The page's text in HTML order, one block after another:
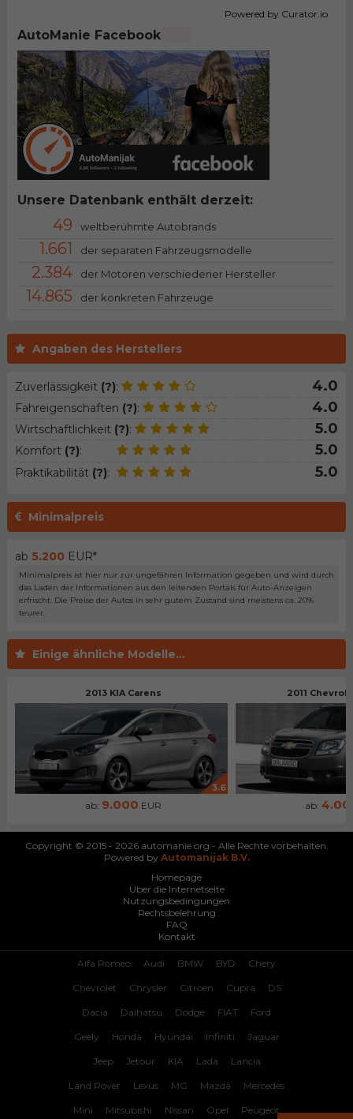
Angaben des Herstellers
Zuverlässigkeit (?): 4.0
Fahreigenschaften (?): 4.0
Wirtschaftlichkeit (?): 5.0
Komfort (?): 5.0
Praktikabilität (?): 5.0
Minimalpreis
ab 5.200 EUR*
Minimalpreis ist hier nur zur ungefähren Information gegeben und wird durch
das Laden der Informationen aus den leitenden Portals für Auto-Anzeigen
erfrischt. Die Preise der Autos in sehr gutem Zustand sind meistens ca. 20%
teurer.
Einige ähnliche Modelle...
2013 KIA Carens
3.6
ab: 9.000 EUR
2011
ab:
Powered by Curator.io
AutoManie Facebook
Unsere Datenbank enthält derzeit:
49 weltberühmte Autobrands
1.661 der separaten Fahrzeugsmodelle
2.384 der Motoren verschiedener Hersteller
14.865 der konkreten Fahrzeuge
Copyright © 2015 - 2026 automanie.org - Alle Rechte vorbehalten.
Powered by Automanijak B.V.
Homepage
Über die Internetseite
Nutzungsbedingungen
Rechtsbelehrung
FAQ
Kontakt
Alfa Romeo Audi BMW BYD Chery
Chevrolet Chrysler Citroen Cupra DS
Dacia Daihatsu Dodge FIAT Ford
Geely Honda Hyundai Infiniti Jaguar
Jeep Jetour KIA Lada Lancia
Land Rover Lexus MG Mazda Mercedes
Mini Mitsubishi Nissan Opel Peugeot